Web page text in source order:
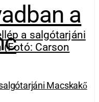
Macskakő
a